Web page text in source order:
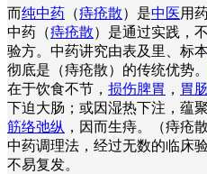
而纯中药 （痔疮散）是中医用
中药（痔疮散）是通过实践，
验方。中药讲究由表及里、标
彻底是（痔疮散）的传统优势。
在于饮食不节， 损伤脾胃 ， 胃
下迫大肠；或因湿热下注，蕴聚
筋络弛纵 ，因而生痔。（痔疮
中药调理法，经过无数的临床
不易复发。